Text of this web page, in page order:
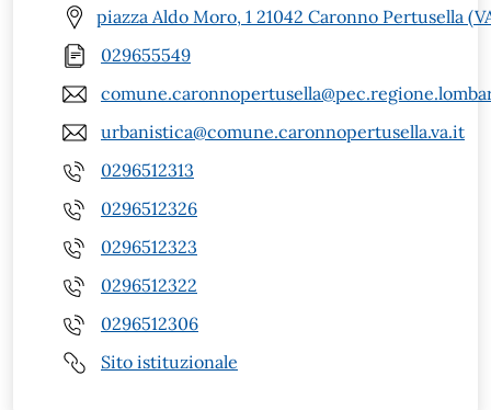
piazza Aldo Moro, 1 21042 Caronno Pertusella
029655549
urbanistica@comune.caronnopertusella.va.it
0296512313
0296512326
0296512323
0296512322
0296512306
Sito istituzionale